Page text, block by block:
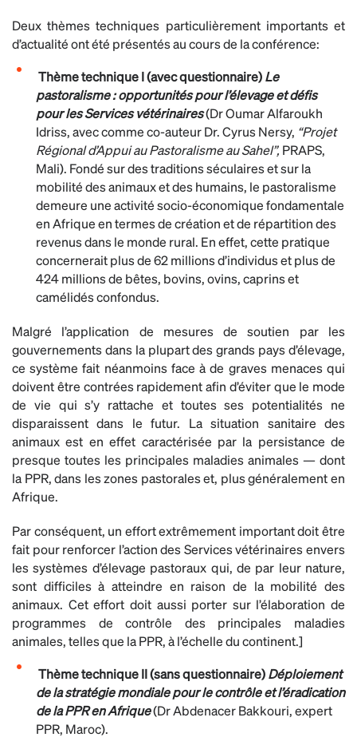
Deux thèmes techniques particulièrement importants et
d’actualité ont été présentés au cours de la conférence:
Thème technique I (avec questionnaire)Le
pastoralisme : opportunités pour l’élevage et défis
pour les Services vétérinaires(Dr Oumar Alfaroukh
Idriss, avec comme co-auteur Dr. Cyrus Nersy, “Projet
Régional d’Appui au Pastoralisme au Sahel”, PRAPS,
Mali). Fondé sur des traditions séculaires et sur la
mobilité des animaux et des humains, le pastoralisme
demeure une activité socio-économique fondamentale
en Afrique en termes de création et de répartition des
revenus dans le monde rural. En effet, cette pratique
concernerait plus de 62 millions d’individus et plus de
424 millions de bêtes, bovins, ovins, caprins et
camélidés confondus.
Malgré l’application de mesures de soutien par les
gouvernements dans la plupart des grands pays d’élevage,
ce système fait néanmoins face à de graves menaces qui
doivent être contrées rapidement afin d’éviter que le mode
de vie qui s’y rattache et toutes ses potentialités ne
disparaissent dans le futur. La situation sanitaire des
animaux est en effet caractérisée par la persistance de
presque toutes les principales maladies animales — dont
la PPR, dans les zones pastorales et, plus généralement en
Afrique.
Par conséquent, un effort extrêmement important doit être
fait pour renforcer l’action des Services vétérinaires envers
les systèmes d’élevage pastoraux qui, de par leur nature,
sont difficiles à atteindre en raison de la mobilité des
animaux. Cet effort doit aussi porter sur l’élaboration de
programmes de contrôle des principales maladies
animales, telles que la PPR, à l’échelle du continent.]
Thème technique II (sans questionnaire)Déploiement
de la stratégie mondiale pour le contrôle et l’éradication
de la PPR en Afrique(Dr Abdenacer Bakkouri, expert
PPR, Maroc).